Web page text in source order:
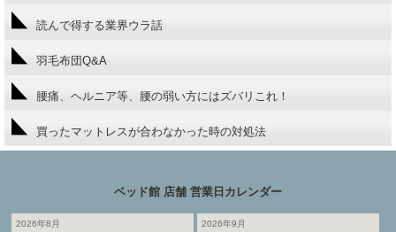
読んで得する業界ウラ話
羽毛布団Q&A
腰痛、ヘルニア等、腰の弱い方にはズバリこれ！
買ったマットレスが合わなかった時の対処法
ベッド館 店舗 営業日カレンダー
2026年8月
2026年9月